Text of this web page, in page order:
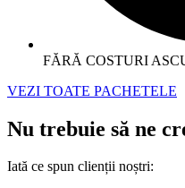
FĂRĂ COSTURI
VEZI TOATE PACHETELE
Nu trebuie să ne
Iată ce spun clienții noștri: